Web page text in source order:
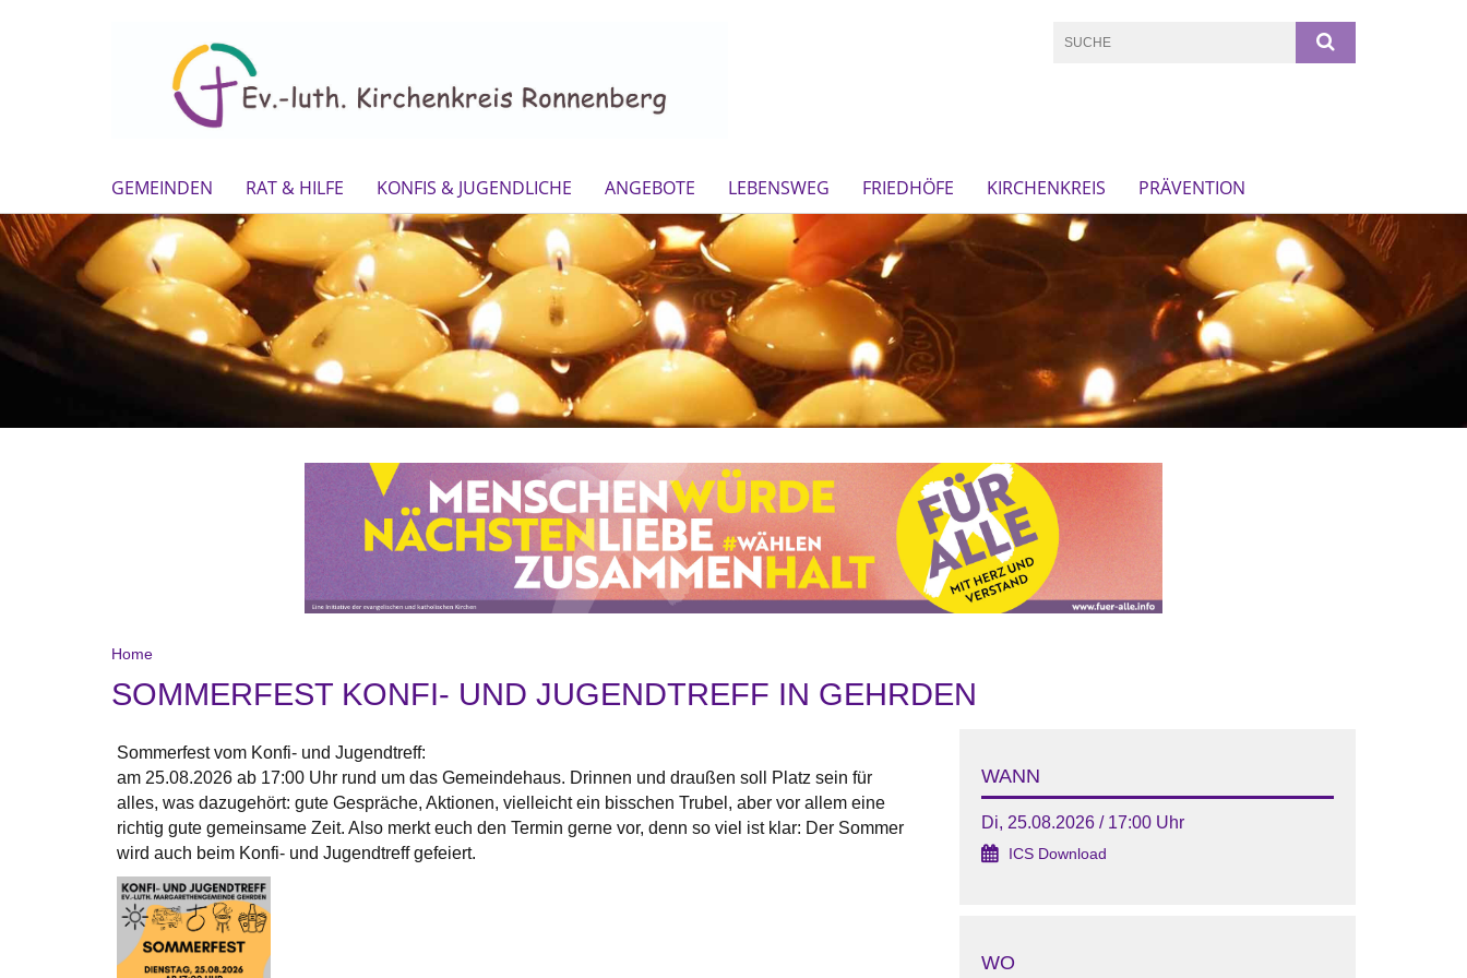
GEMEINDEN RAT & HILFE KONFIS & JUGENDLICHE ANGEBOTE LEBENSWEG FRIEDHÖFE KIRCHENKREIS PRÄVENTION
Home
SOMMERFEST KONFI- UND JUGENDTREFF IN GEHRDEN
Sommerfest vom Konfi- und Jugendtreff:
am 25.08.2026 ab 17:00 Uhr rund um das Gemeindehaus. Drinnen und draußen soll Platz sein für
alles, was dazugehört: gute Gespräche, Aktionen, vielleicht ein bisschen Trubel, aber vor allem eine
richtig gute gemeinsame Zeit. Also merkt euch den Termin gerne vor, denn so viel ist klar: Der Sommer
wird auch beim Konfi- und Jugendtreff gefeiert.
WANN
Di, 25.08.2026 / 17:00 Uhr
ICS Download
WO